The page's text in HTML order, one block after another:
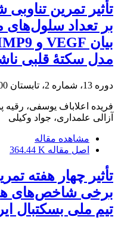
تأثیر تمرین
مدل سکتۀ قلبی
دوره 13، شماره 2، تابستان 1400، صفحه
فریده اعلاباف یوسفی،
آزالی علمداری، جواد وکیلی
مشاهده مقاله
اصل مقاله 364.44 K
برخی شاخص‌های
تیم ملی بسکتبال